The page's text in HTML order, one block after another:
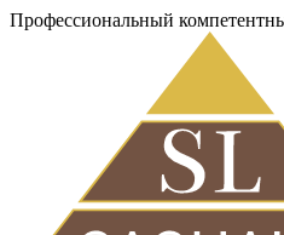
Профессиональный